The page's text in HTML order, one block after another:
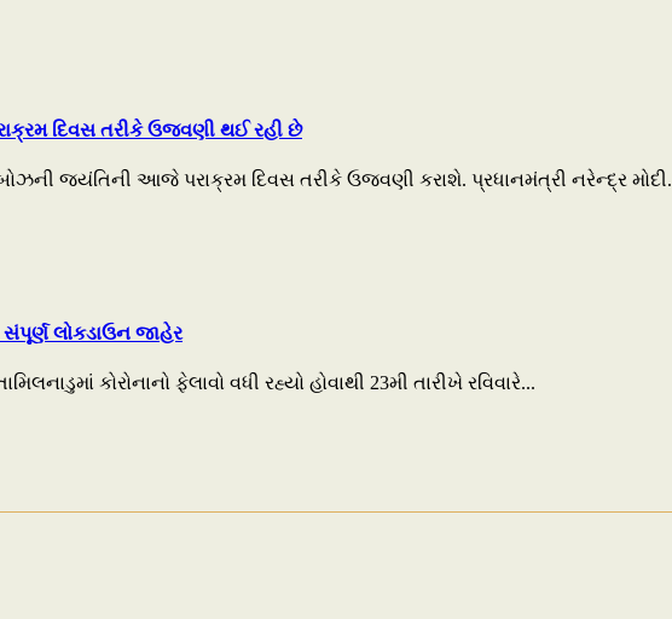
દિવસ તરીકે ઉજવણી થઈ રહી છે
જયંતિની આજે પરાક્રમ દિવસ તરીકે ઉજવણી કરાશે. પ્રધાનમંત્રી નરેન્દ્ર
લોકડાઉન જાહેર
કોરોનાનો ફેલાવો વધી રહ્યો હોવાથી 23મી તારીખે રવિવારે...